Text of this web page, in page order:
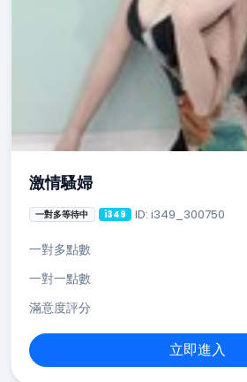
激情騷婦
一對多等待中 i349 ID: i349_300750
一對多點數
一對一點數
滿意度評分
立即進入